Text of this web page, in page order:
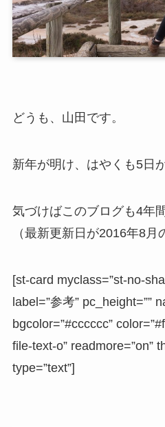
どうも、山田です。
新年が明け、はやくも5日
気づけばこのブログも4年
（最新更新日が2016年8月
[st-card myclass=”st-no-
label=”参考” pc_height=””
bgcolor=”#cccccc”
file-text-o” readmore=”on”
type=”text”]